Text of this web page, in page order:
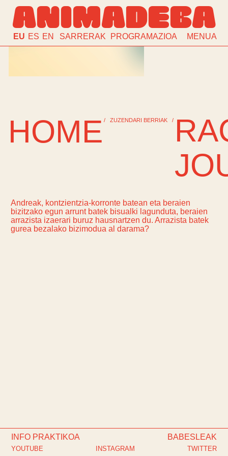
ANIMADEBA
MENUA
PROGRAMAZIOA
SARRERAK
EU ES EN
HOME / ZUZENDARI BERRIAK /
Andreak, kontzientzia-korronte batean eta beraien
bizitzako egun arrunt batek bisualki lagunduta, beraien
arrazista izaerari buruz hausnartzen du. Arrazista batek
gurea bezalako bizimodua al darama?
YOUTUBE INSTAGRAM TWITTER
INFO PRAKTIKOA BABESLEAK